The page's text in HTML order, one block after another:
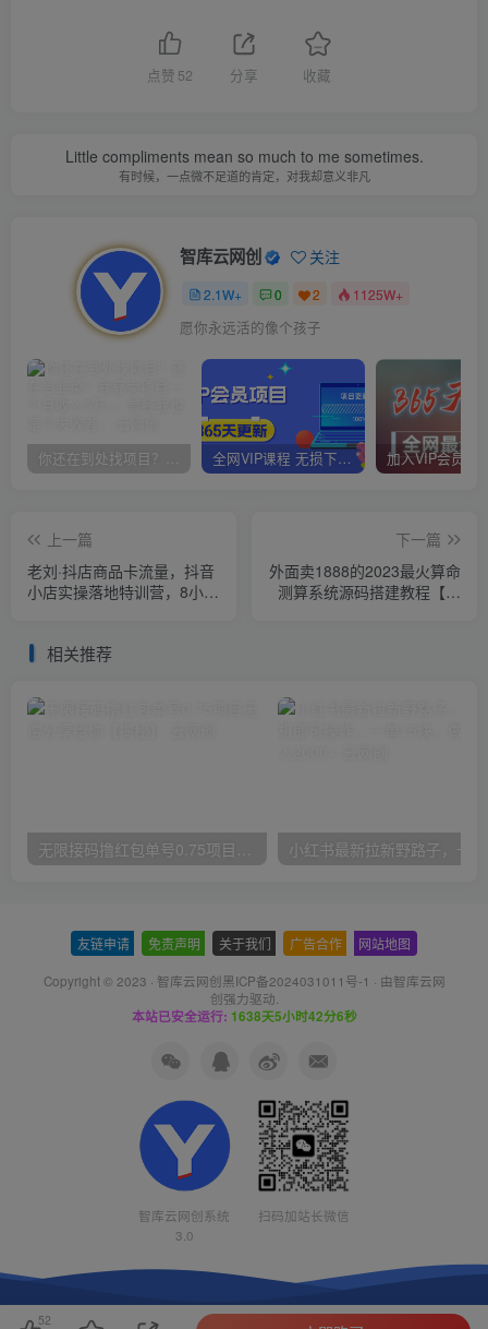
点赞 52 分享 收藏
Little compliments mean so much to me sometimes.
有时候，一点微不足道的肯定，对我却意义非凡
智库云网创 关注
2.1W+ 0 2 1125W+
愿你永远活的像个孩子
你还在到处找项目？还在当韭菜？我靠卖项目一个月收入5万+，曾经我也是个失败者。 全网VIP课程 无损下载~
上一篇
老刘·抖店商品卡流量，​抖音
小店实操落地特训营，8小时
下一篇
外面卖1888的2023最火算命
测算系统源码搭建教程【源
相关推荐
无限接码撸红包单号0.75项目无偿分享给你【揭秘】
友链申请 免责声明 关于我们 广告合作 网站地图
Copyright © 2023 · 智库云网创黑ICP备2024031011号-1 · 由智库云网
创强力驱动.
本站已安全运行: 1638天5小时42分7秒
智库云网创系统
3.0
扫码加站长微信
52